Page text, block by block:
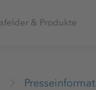
& Produkte